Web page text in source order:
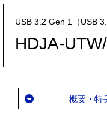
USB 3.2 Gen 1（USB
HDJA-
概要・特